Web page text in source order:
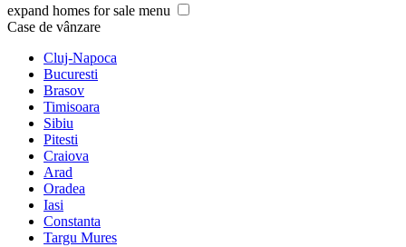
expand homes for sale menu
Case de vânzare
Cluj-Napoca
Bucuresti
Brasov
Timisoara
Sibiu
Pitesti
Craiova
Arad
Oradea
Iasi
Constanta
Targu Mures